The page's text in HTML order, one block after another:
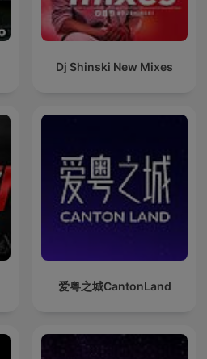
Dj Shinski New Mixes
爱粤之城CantonLand